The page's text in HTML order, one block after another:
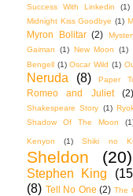
Success With Linkedin
(1)
Midnight Kiss Goodbye (1)
Myron Bolitar (2)
Gaiman
(1) New Moon (1)
Bengell (1) Oscar Wild (1)
Neruda
(8) Paper
Romeo and Juliet (2)
Shakespeare Story (1)
Shadow Of The Moon
Kenyon (1) Shiki no
Sheldon
(20)
Stephen King
(8) Tell No One (2) The